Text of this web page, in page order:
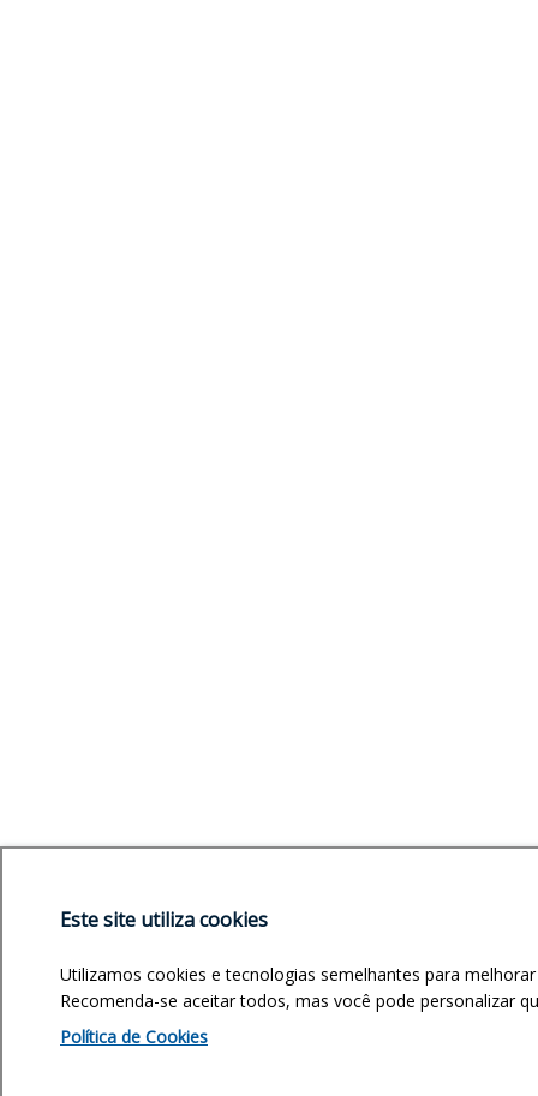
Este site utiliza cookies
Utilizamos cookies e tecnologias semelhantes para
Recomenda-se aceitar todos, mas você pode personalizar
Política de Cookies